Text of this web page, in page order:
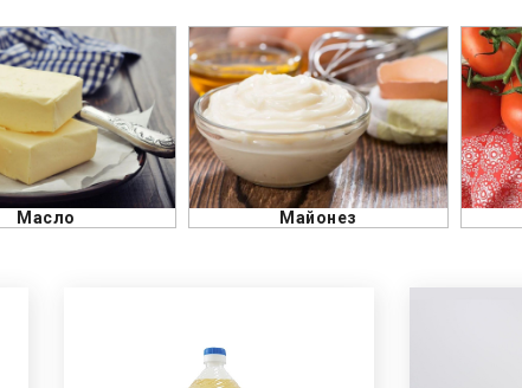
Майонез Кетчуп